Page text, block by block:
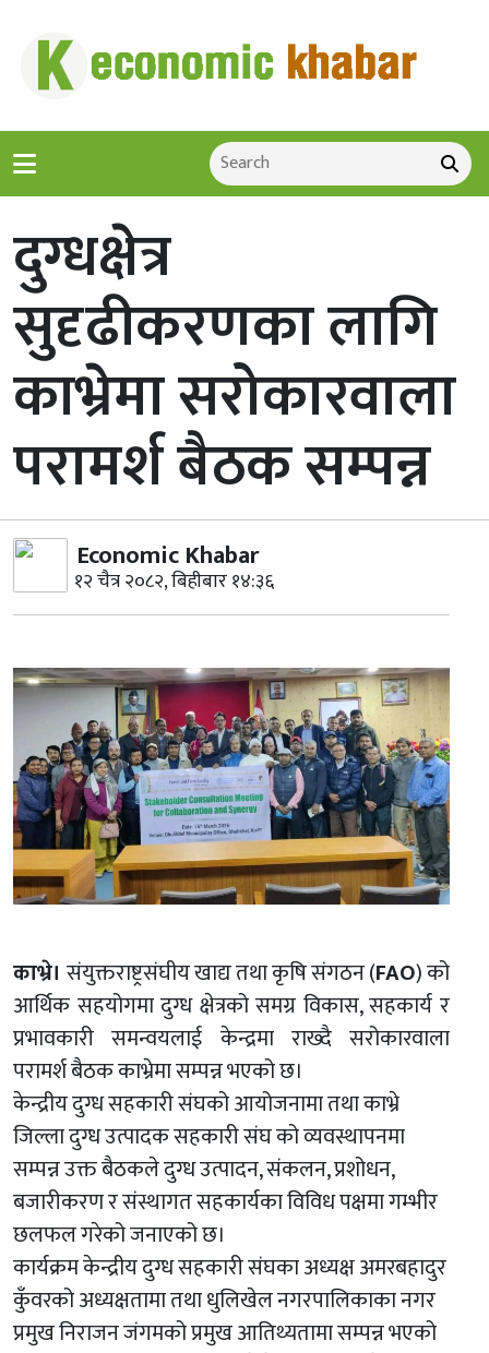
दुग्धक्षेत्र
सुदृढीकरणका लागि
काभ्रेमा सरोकारवाला
परामर्श बैठक सम्पन्न
Economic Khabar
१२ चैत्र २०८२, बिहीबार १४:३६
काभ्रे। संयुक्तराष्ट्रसंघीय खाद्य तथा कृषि संगठन (FAO) को
आर्थिक सहयोगमा दुग्ध क्षेत्रको समग्र विकास, सहकार्य र
प्रभावकारी समन्वयलाई केन्द्रमा राख्दै सरोकारवाला
परामर्श बैठक काभ्रेमा सम्पन्न भएको छ।
केन्द्रीय दुग्ध सहकारी संघको आयोजनामा तथा काभ्रे
जिल्ला दुग्ध उत्पादक सहकारी संघ को व्यवस्थापनमा
सम्पन्न उक्त बैठकले दुग्ध उत्पादन, संकलन, प्रशोधन,
बजारीकरण र संस्थागत सहकार्यका विविध पक्षमा गम्भीर
छलफल गरेको जनाएको छ।
कार्यक्रम केन्द्रीय दुग्ध सहकारी संघका अध्यक्ष अमरबहादुर
कुँवरको अध्यक्षतामा तथा धुलिखेल नगरपालिकाका नगर
प्रमुख निराजन जंगमको प्रमुख आतिथ्यतामा सम्पन्न भएको